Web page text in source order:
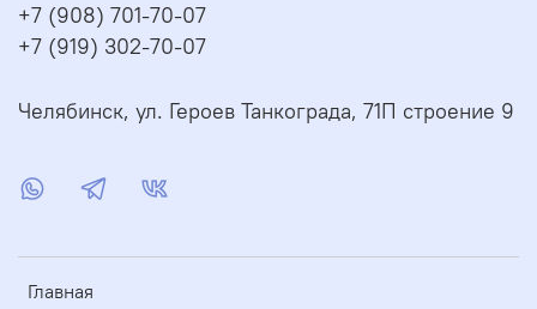
Главная
+7 (908) 701-70-07
+7 (919) 302-70-07
Челябинск, ул. Героев Танкограда, 71П строение 9